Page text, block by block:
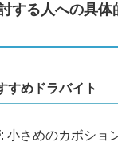
する人への具体
すめドラバイト
: 小さめのカボショ